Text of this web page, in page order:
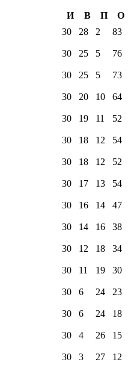
И В П
О
30 28 2 83
30 25 5 76
30 25 5 73
30 20 10 64
30 19 11 52
30 18 12 54
30 18 12 52
30 17 13 54
30 16 14 47
30 14 16 38
30 12 18 34
30 11 19 30
30 6 24 23
30 6 24 18
30 4 26 15
30 3 27 12